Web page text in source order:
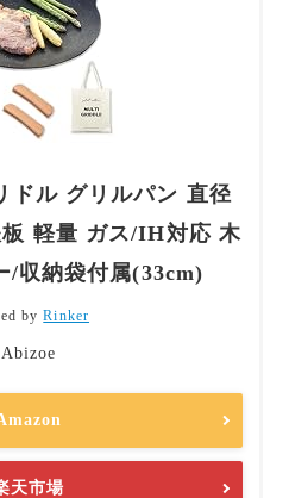
ドル グリルパン 直径
軽量 ガス/IH対応 木
/収納袋付属(33cm)
byRinker
Abizoe
天市場